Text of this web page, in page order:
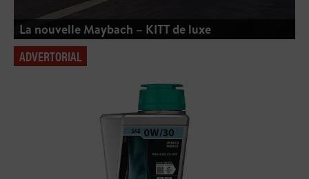
La nouvelle Maybach – KITT de luxe
ADVERTORIAL